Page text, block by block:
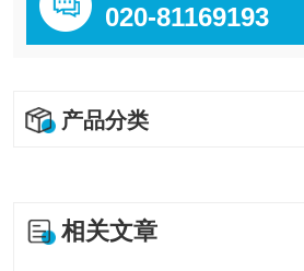
020-81169193
产品分类
相关文章